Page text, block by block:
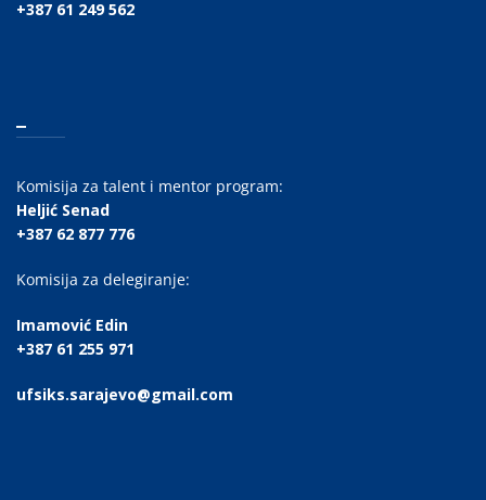
+387 61 249 562
Komisija za talent i mentor program:
Heljić Senad
+387 62 877 776
Komisija za delegiranje:
Imamović Edin
+387 61 255 971
ufsiks.sarajevo@gmail.com